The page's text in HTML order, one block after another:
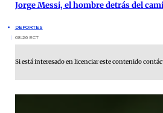
Jorge Messi, el hombre detrás del
DEPORTES
08:26 ECT
Si está interesado en licenciar este contenido